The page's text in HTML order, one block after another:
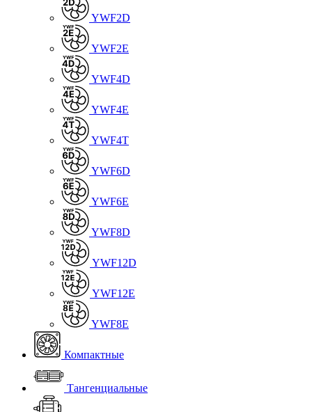
YWF2D
YWF2E
YWF4D
YWF4E
YWF4T
YWF6D
YWF6E
YWF8D
YWF12D
YWF12E
YWF8E
Компактные
Тангенциальные